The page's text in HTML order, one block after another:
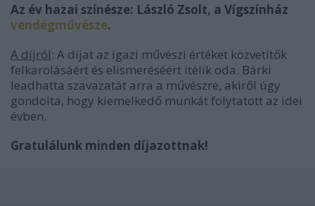
Az év hazai színésze: László Zsolt, a Vígszínház
vendégművésze.
A díjról: A díjat az igazi művészi értéket közvetítők
felkarolásáért és elismeréséért ítélik oda. Bárki
leadhatta szavazatát arra a művészre, akiről úgy
gondolta, hogy kiemelkedő munkát folytatott az idei
évben.
Gratulálunk minden díjazottnak!